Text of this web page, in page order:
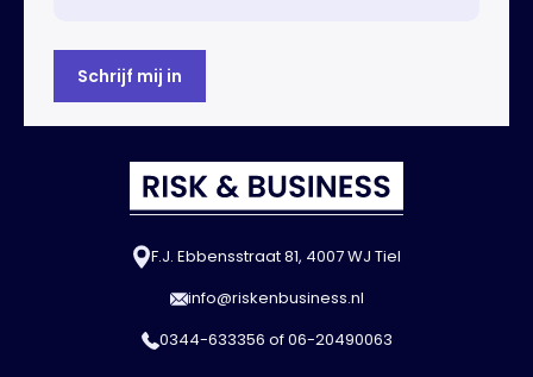
F.J. Ebbensstraat 81, 4007 WJ Tiel
info@riskenbusiness.nl
0344-633356 of06-20490063